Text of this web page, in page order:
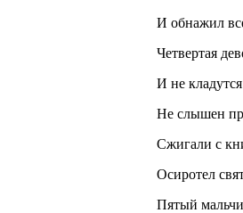
И обнажил
Четвертая
И не
Не слышен
Сжигали с
Осиротел
Пятый